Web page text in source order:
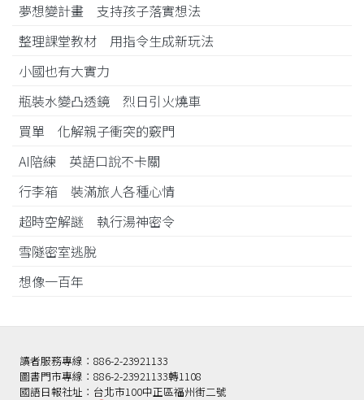
夢想變計畫 支持孩子落實想法
整理課堂教材 用指令生成新玩法
小國也有大實力
瓶裝水變凸透鏡 烈日引火燒車
買單 化解親子衝突的竅門
AI陪練 英語口說不卡關
行李箱 裝滿旅人各種心情
超時空解謎 執行湯神密令
雪隧密室逃脫
想像一百年
讀者服務專線：886-2-23921133
圖書門市專線：886-2-23921133轉1108
國語日報社址：台北市100中正區福州街二號